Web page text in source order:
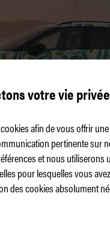
pour tous
votre vie privée
afin de vous offrir
pertinente sur
et nous utiliserons
pour lesquelles vous
des cookies absolument